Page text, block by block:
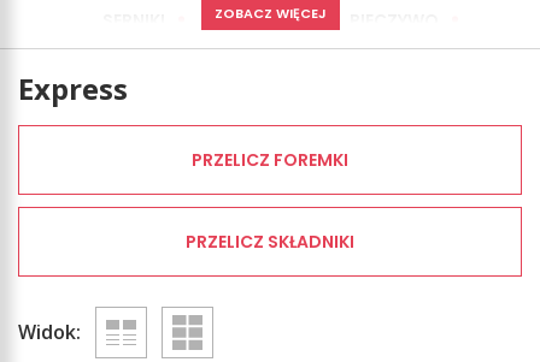
MINI WYPIEKI
ZOBACZ WIĘCEJ
Express
PRZELICZ FOREMKI
PRZELICZ SKŁADNIKI
Widok: